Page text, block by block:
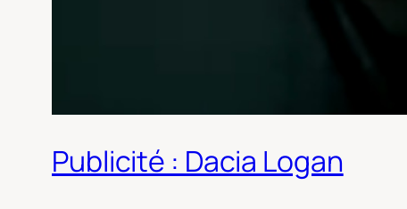
Publicité : Dacia Logan